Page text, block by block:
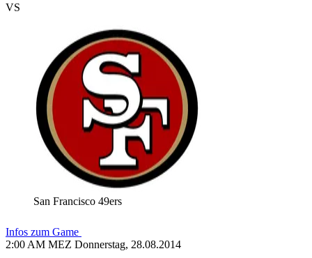
VS
San Francisco 49ers
Infos zum Game
2:00 AM MEZ Donnerstag, 28.08.2014